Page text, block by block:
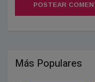
POSTEAR
Más Populares